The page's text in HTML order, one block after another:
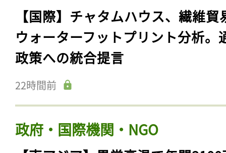
【国際】チャタムハウス、繊維貿
ウォーターフットプリント分析。
政策への統合提言
22時間前
政府・国際機関・NGO